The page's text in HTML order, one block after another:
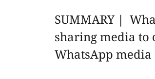
SUMMARY |
sharing media to
WhatsApp